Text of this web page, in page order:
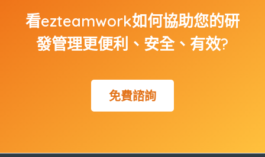
看ezteamwork如何協助您的研
發管理更便利、安全、有效?
免費諮詢